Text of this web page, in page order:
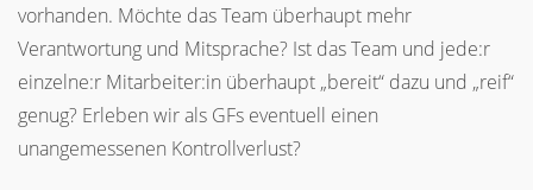
vorhanden. Möchte das Team überhaupt mehr
Verantwortung und Mitsprache? Ist das Team und jede:r
einzelne:r Mitarbeiter:in überhaupt „bereit“ dazu und „reif“
genug? Erleben wir als GFs eventuell einen
unangemessenen Kontrollverlust?